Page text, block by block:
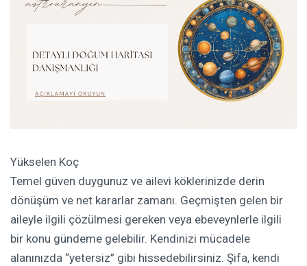
Yükselen Koç
Temel güven duygunuz ve ailevi köklerinizde derin
dönüşüm ve net kararlar zamanı. Geçmişten gelen bir
aileyle ilgili çözülmesi gereken veya ebeveynlerle ilgili
bir konu gündeme gelebilir. Kendinizi mücadele
alanınızda “yetersiz” gibi hissedebilirsiniz. Şifa, kendi